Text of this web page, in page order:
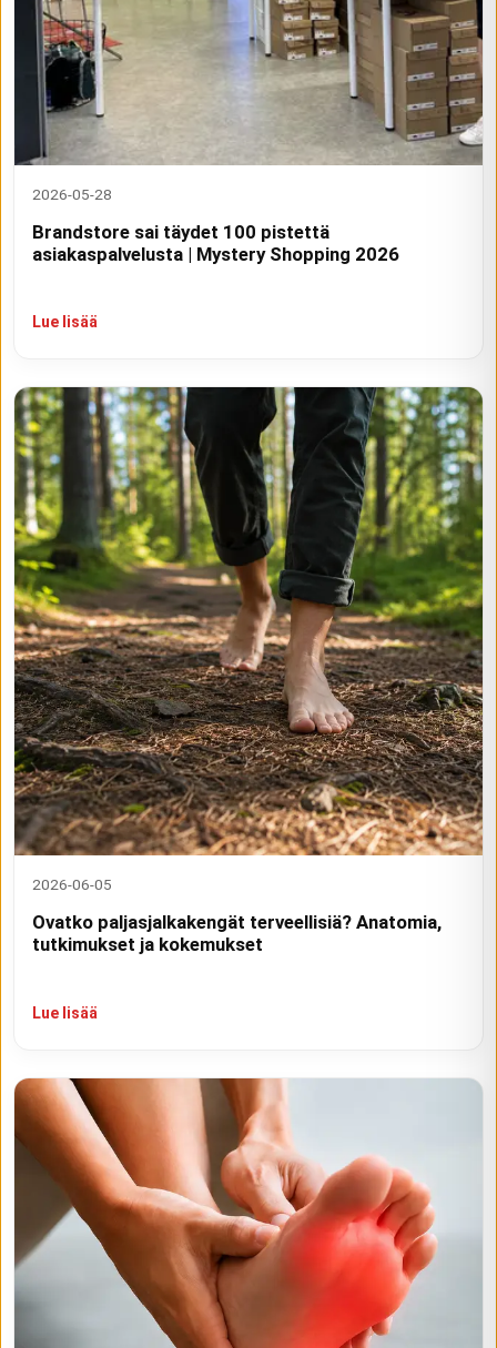
2026-05-28
Brandstore sai täydet 100 pistettä
asiakaspalvelusta | Mystery Shopping 2026
Lue lisää
2026-06-05
Ovatko paljasjalkakengät terveellisiä? Anatomia,
tutkimukset ja kokemukset
Lue lisää